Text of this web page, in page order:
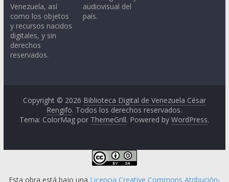
Venezuela, así
como los objetos
y recursos nacidos
digitales, y sin
derechos
reservados.
audiovisual del
país.
Copyright © 2026 Biblioteca Digital de Venezuela César
Rengifo. Todos los derechos reservados.
Tema: ColorMag por ThemeGrill. Powered byWordPress.
Esta obra está bajo una Licencia Creative Commons Atribución-